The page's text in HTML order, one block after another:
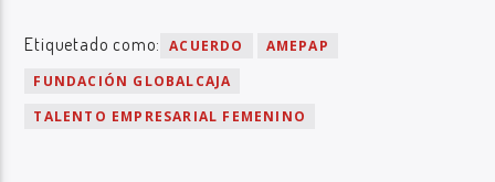
Etiquetado como: ACUERDO
AMEPAP
FUNDACIÓN GLOBALCAJA
TALENTO EMPRESARIAL FEMENINO